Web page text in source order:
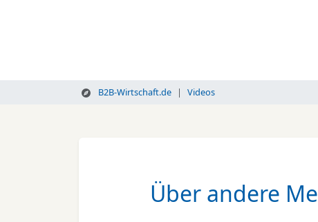
B2B-Wirtschaft.de Videos
Über andere